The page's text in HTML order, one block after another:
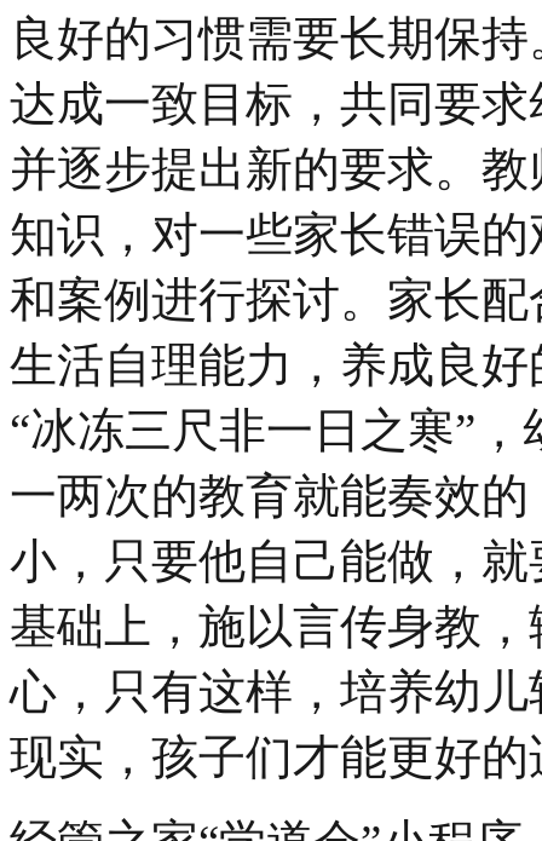
良好的习惯需要长期保
达成一致目标，共同要
并逐步提出新的要求。
知识，对一些家长错误
和案例进行探讨。家长
生活自理能力，养成良
“冰冻三尺非一日之寒”
一两次的教育就能奏效
小，只要他自己能做，
基础上，施以言传身教
心，只有这样，培养幼
现实，孩子们才能更好